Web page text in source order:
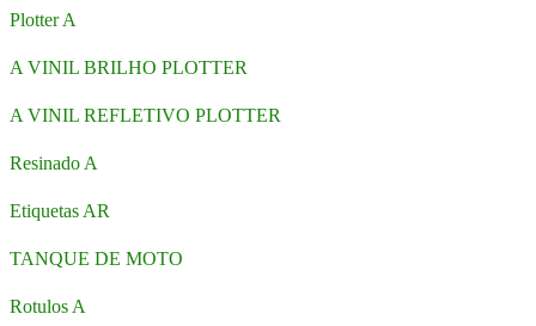
Plotter A
A VINIL BRILHO PLOTTER
A VINIL REFLETIVO PLOTTER
Resinado A
Etiquetas AR
TANQUE DE MOTO
Rotulos A